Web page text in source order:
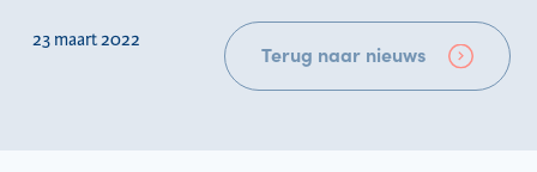
23 maart 2022
Terug naar nieuws